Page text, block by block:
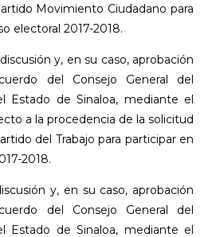
Movimiento Ciudadano para
electoral 2017-2018.
y, en su caso, aprobación
del Consejo General del
Estado de Sinaloa, mediante el
a la procedencia de la solicitud
del Trabajo para participar en
2018.
y, en su caso, aprobación
del Consejo General del
Estado de Sinaloa, mediante el